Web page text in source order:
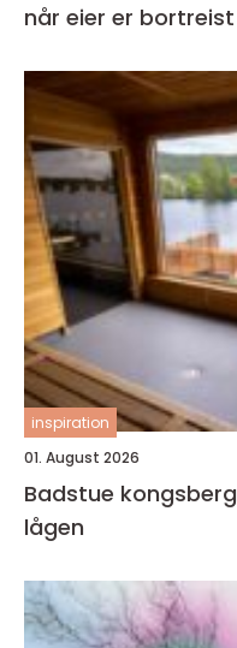
når eier er bortreist
inspiration
01. August 2026
Badstue kongsberg moderne sauna ved
lågen